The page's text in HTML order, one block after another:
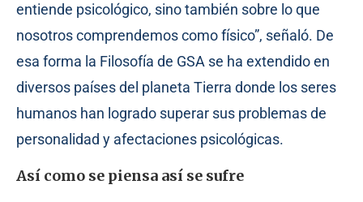
entiende psicológico, sino también sobre lo que
nosotros comprendemos como físico”, señaló. De
esa forma la Filosofía de GSA se ha extendido en
diversos países del planeta Tierra donde los seres
humanos han logrado superar sus problemas de
personalidad y afectaciones psicológicas.
Así como se piensa así se sufre